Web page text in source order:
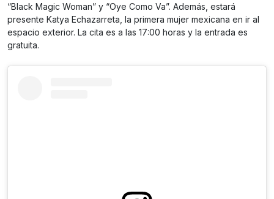
“Black Magic Woman” y “Oye Como Va”. Además, estará
presente Katya Echazarreta, la primera mujer mexicana en ir al
espacio exterior. La cita es a las 17:00 horas y la entrada es
gratuita.